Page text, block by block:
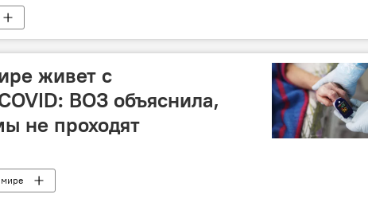
живет с
ВОЗ объяснила,
не проходят